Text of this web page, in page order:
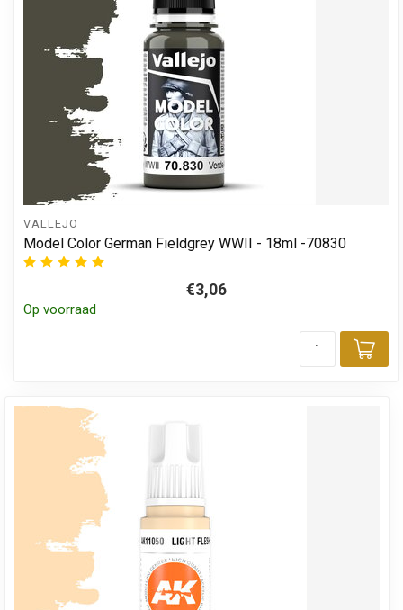
VALLEJO
Model Color German Fieldgrey WWII - 18ml -70830
€3,06
Op voorraad